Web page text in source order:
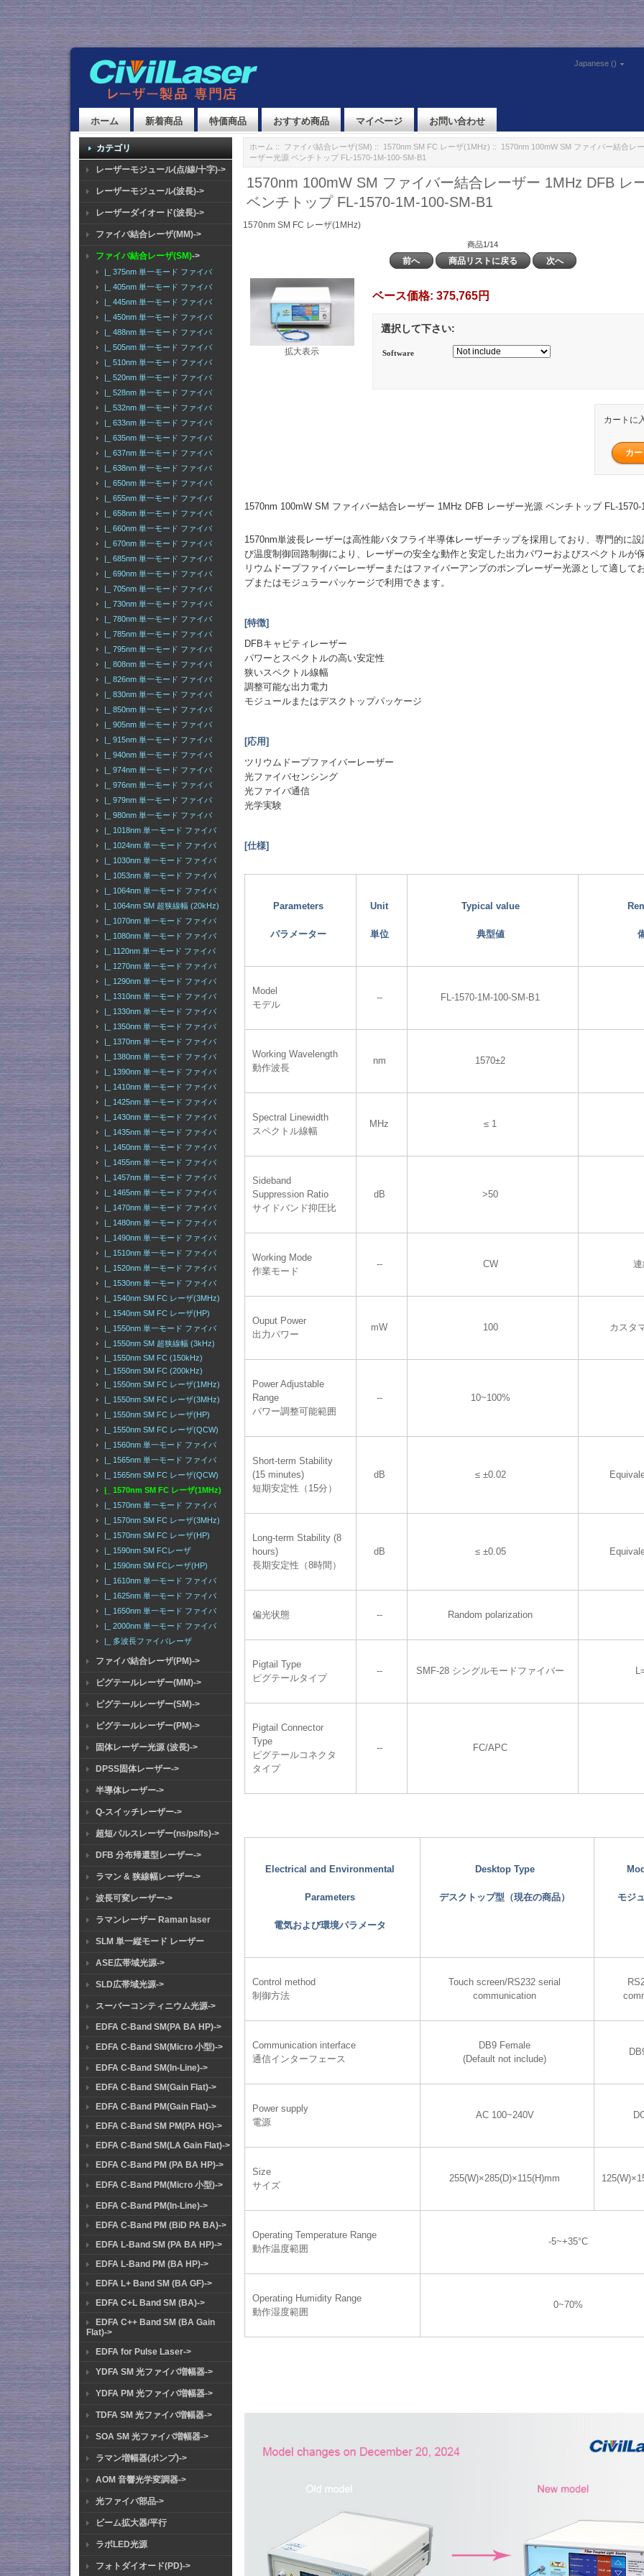
Japanese ()
ホーム 新着商品 特価商品 おすすめ商品 マイページ お問い合わせ
カテゴリ
レーザーモジュール(点/線/十字)->
レーザーモジュール(波長)->
レーザーダイオード(波長)->
ファイバ結合レーザ(MM)->
ファイバ結合レーザ(SM)->
|_ 375nm 単一モード ファイバ
|_ 405nm 単一モード ファイバ
|_ 445nm 単一モード ファイバ
|_ 450nm 単一モード ファイバ
|_ 488nm 単一モード ファイバ
|_ 505nm 単一モード ファイバ
|_ 510nm 単一モード ファイバ
|_ 520nm 単一モード ファイバ
|_ 528nm 単一モード ファイバ
|_ 532nm 単一モード ファイバ
|_ 633nm 単一モード ファイバ
|_ 635nm 単一モード ファイバ
|_ 637nm 単一モード ファイバ
|_ 638nm 単一モード ファイバ
|_ 650nm 単一モード ファイバ
|_ 655nm 単一モード ファイバ
|_ 658nm 単一モード ファイバ
|_ 660nm 単一モード ファイバ
|_ 670nm 単一モード ファイバ
|_ 685nm 単一モード ファイバ
|_ 690nm 単一モード ファイバ
|_ 705nm 単一モード ファイバ
|_ 730nm 単一モード ファイバ
|_ 780nm 単一モード ファイバ
|_ 785nm 単一モード ファイバ
|_ 795nm 単一モード ファイバ
|_ 808nm 単一モード ファイバ
|_ 826nm 単一モード ファイバ
|_ 830nm 単一モード ファイバ
|_ 850nm 単一モード ファイバ
|_ 905nm 単一モード ファイバ
|_ 915nm 単一モード ファイバ
|_ 940nm 単一モード ファイバ
|_ 974nm 単一モード ファイバ
|_ 976nm 単一モード ファイバ
|_ 979nm 単一モード ファイバ
|_ 980nm 単一モード ファイバ
|_ 1018nm 単一モード ファイバ
|_ 1024nm 単一モード ファイバ
|_ 1030nm 単一モード ファイバ
|_ 1053nm 単一モード ファイバ
|_ 1064nm 単一モード ファイバ
|_ 1064nm SM 超狭線幅 (20kHz)
|_ 1070nm 単一モード ファイバ
|_ 1080nm 単一モード ファイバ
|_ 1120nm 単一モード ファイバ
|_ 1270nm 単一モード ファイバ
|_ 1290nm 単一モード ファイバ
|_ 1310nm 単一モード ファイバ
|_ 1330nm 単一モード ファイバ
|_ 1350nm 単一モード ファイバ
|_ 1370nm 単一モード ファイバ
|_ 1380nm 単一モード ファイバ
|_ 1390nm 単一モード ファイバ
|_ 1410nm 単一モード ファイバ
|_ 1425nm 単一モード ファイバ
|_ 1430nm 単一モード ファイバ
|_ 1435nm 単一モード ファイバ
|_ 1450nm 単一モード ファイバ
|_ 1455nm 単一モード ファイバ
|_ 1457nm 単一モード ファイバ
|_ 1465nm 単一モード ファイバ
|_ 1470nm 単一モード ファイバ
|_ 1480nm 単一モード ファイバ
|_ 1490nm 単一モード ファイバ
|_ 1510nm 単一モード ファイバ
|_ 1520nm 単一モード ファイバ
|_ 1530nm 単一モード ファイバ
|_ 1540nm SM FC レーザ(3MHz)
|_ 1540nm SM FC レーザ(HP)
|_ 1550nm 単一モード ファイバ
|_ 1550nm SM 超狭線幅 (3kHz)
|_ 1550nm SM FC (150kHz)
|_ 1550nm SM FC (200kHz)
|_ 1550nm SM FC レーザ(1MHz)
|_ 1550nm SM FC レーザ(3MHz)
|_ 1550nm SM FC レーザ(HP)
|_ 1550nm SM FC レーザ(QCW)
|_ 1560nm 単一モード ファイバ
|_ 1565nm 単一モード ファイバ
|_ 1565nm SM FC レーザ(QCW)
|_ 1570nm SM FC レーザ(1MHz)
|_ 1570nm 単一モード ファイバ
|_ 1570nm SM FC レーザ(3MHz)
|_ 1570nm SM FC レーザ(HP)
|_ 1590nm SM FCレーザ
|_ 1590nm SM FCレーザ(HP)
|_ 1610nm 単一モード ファイバ
|_ 1625nm 単一モード ファイバ
|_ 1650nm 単一モード ファイバ
|_ 2000nm 単一モード ファイバ
|_ 多波長ファイバレーザ
ファイバ結合レーザ(PM)->
ピグテールレーザー(MM)->
ピグテールレーザー(SM)->
ピグテールレーザー(PM)->
固体レーザー光源 (波長)->
DPSS固体レーザー->
半導体レーザー->
Q-スイッチレーザー->
超短パルスレーザー(ns/ps/fs)->
DFB 分布帰還型レーザー->
ラマン & 狭線幅レーザー->
波長可変レーザー->
ラマンレーザー Raman laser
SLM 単一縦モード レーザー
ASE広帯域光源->
SLD広帯域光源->
スーパーコンティニウム光源->
EDFA C-Band SM(PA BA HP)->
EDFA C-Band SM(Micro 小型)->
EDFA C-Band SM(In-Line)->
EDFA C-Band SM(Gain Flat)->
EDFA C-Band PM(Gain Flat)->
EDFA C-Band SM PM(PA HG)->
EDFA C-Band SM(LA Gain Flat)->
EDFA C-Band PM (PA BA HP)->
EDFA C-Band PM(Micro 小型)->
EDFA C-Band PM(In-Line)->
EDFA C-Band PM (BiD PA BA)->
EDFA L-Band SM (PA BA HP)->
EDFA L-Band PM (BA HP)->
EDFA L+ Band SM (BA GF)->
EDFA C+L Band SM (BA)->
EDFA C++ Band SM (BA Gain
Flat)->
EDFA for Pulse Laser->
YDFA SM 光ファイバ増幅器->
YDFA PM 光ファイバ増幅器->
TDFA SM 光ファイバ増幅器->
SOA SM 光ファイバ増幅器->
ラマン増幅器(ポンプ)->
AOM 音響光学変調器->
光ファイバ部品->
ビーム拡大器/平行
ラボLED光源
フォトダイオード(PD)->
ホーム :: ファイバ結合レーザ(SM) :: 1570nm SM FC レーザ(1MHz) :: 1570nm 100mW SM ファイバー結合レ
ーザー光源 ベンチトップ FL-1570-1M-100-SM-B1
1570nm 100mW SM ファイバー結合レーザー 1MHz DFB レ
ベンチトップ FL-1570-1M-100-SM-B1
1570nm SM FC レーザ(1MHz)
商品1/14
前へ 商品リストに戻る 次へ
拡大表示
ベース価格: 375,765円
選択して下さい:
Software
カートに
1570nm 100mW SM ファイバー結合レーザー 1MHz DFB レーザー光源 ベンチトップ FL-1570-
1570nm単波長レーザーは高性能バタフライ半導体レーザーチップを採用しており、専門的に
び温度制御回路制御により、レーザーの安全な動作と安定した出力パワーおよびスペクトルが
リウムドープファイバーレーザーまたはファイバーアンプのポンプレーザー光源として適して
プまたはモジュラーパッケージで利用できます。
[特徴]
DFBキャビティレーザー
パワーとスペクトルの高い安定性
狭いスペクトル線幅
調整可能な出力電力
モジュールまたはデスクトップパッケージ
[応用]
ツリウムドープファイバーレーザー
光ファイバセンシング
光ファイバ通信
光学実験
[仕様]
Parameters
パラメーター
Unit
単位
Typical value
典型値
Model
モデル
-- FL-1570-1M-100-SM-B1
Working Wavelength
動作波長
nm 1570±2
Spectral Linewidth
スペクトル線幅
MHz ≤ 1
Sideband
Suppression Ratio
サイドバンド抑圧比
dB >50
Working Mode
作業モード
-- CW
Ouput Power
出力パワー
mW 100 カスタ
Power Adjustable
Range
パワー調整可能範囲
-- 10~100%
Short-term Stability
(15 minutes)
短期安定性（15分）
dB ≤ ±0.02
Long-term Stability (8
hours)
長期安定性（8時間）
dB ≤ ±0.05
偏光状態 -- Random polarization
Pigtail Type
ピグテールタイプ
-- SMF-28 シングルモードファイバー
Pigtail Connector
Type
ピグテールコネクタ
タイプ
-- FC/APC
Electrical and Environmental
Parameters
電気および環境パラメータ
Desktop Type
デスクトップ型（現在の商品） モジ
Control method
制御方法
Touch screen/RS232 serial
communication
Communication interface
通信インターフェース
DB9 Female
(Default not include)
Power supply
電源
AC 100~240V
Size
サイズ
255(W)×285(D)×115(H)mm
Operating Temperature Range
動作温度範囲
-5~+35°C
Operating Humidity Range
動作湿度範囲
0~70%